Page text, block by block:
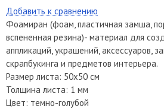
Добавить к сравнению
Фоамиран (фоам, пластичная замша,
вспененная резина)- материал для
аппликаций, украшений, аксессуаров,
скрапбукинга и предметов интерьера.
Размер листа: 50х50 см
Толщина листа: 1 мм
Цвет: темно-голубой